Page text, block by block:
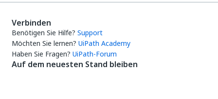
Verbinden
Benötigen Sie Hilfe? Support
Möchten Sie lernen? UiPath Academy
Haben Sie Fragen? UiPath-Forum
Auf dem neuesten Stand bleiben